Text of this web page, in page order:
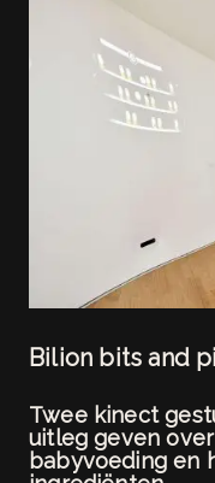
Bilion bits and
Twee kinect
uitleg geven
babyvoeding en